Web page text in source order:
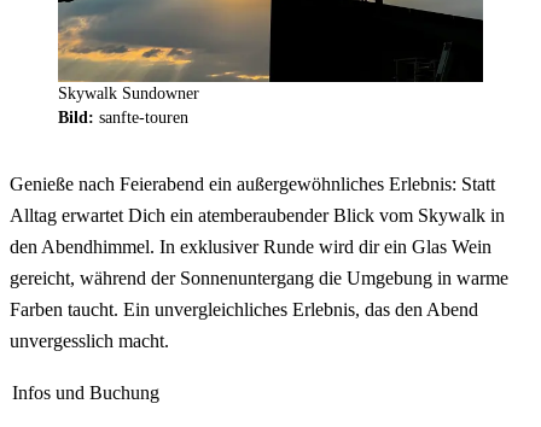
Skywalk Sundowner
Bild: sanfte-touren
Genieße nach Feierabend ein außergewöhnliches Erlebnis: Statt
Alltag erwartet Dich ein atemberaubender Blick vom Skywalk in
den Abendhimmel. In exklusiver Runde wird dir ein Glas Wein
gereicht, während der Sonnenuntergang die Umgebung in warme
Farben taucht. Ein unvergleichliches Erlebnis, das den Abend
unvergesslich macht.
Infos und Buchung